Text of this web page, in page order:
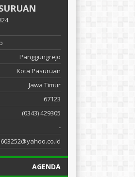
Panggungrejo
Kota Pasuruan
Jawa Timur
67123
(0343) 429305
-
AGENDA